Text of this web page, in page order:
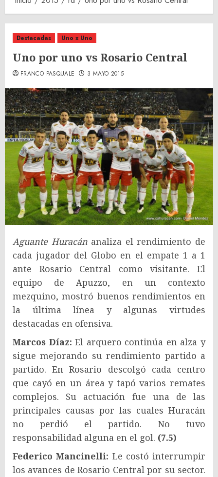
Destacadas Uno x Uno
Uno por uno vs Rosario Central
FRANCO PASQUALE 3 MAYO 2015
Aguante Huracánanaliza el rendimiento de
cada jugador del Globo en el empate 1 a 1
ante Rosario Central como visitante. El
equipo de Apuzzo, en un contexto
mezquino, mostró buenos rendimientos en
la última línea y algunas virtudes
destacadas en ofensiva.
Marcos Díaz: El arquero continúa en alza y
sigue mejorando su rendimiento partido a
partido. En Rosario descolgó cada centro
que cayó en un área y tapó varios remates
complejos. Su actuación fue una de las
principales causas por las cuales Huracán
no perdió el partido. No tuvo
responsabilidad alguna en el gol. (7.5)
Federico Mancinelli: Le costó interrumpir
los avances de Rosario Central por su sector.